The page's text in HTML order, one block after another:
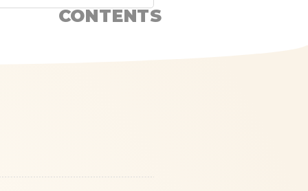
CONTENTS